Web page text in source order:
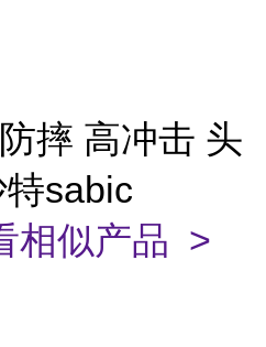
摔 高冲击 头
sabic
相似产品 >